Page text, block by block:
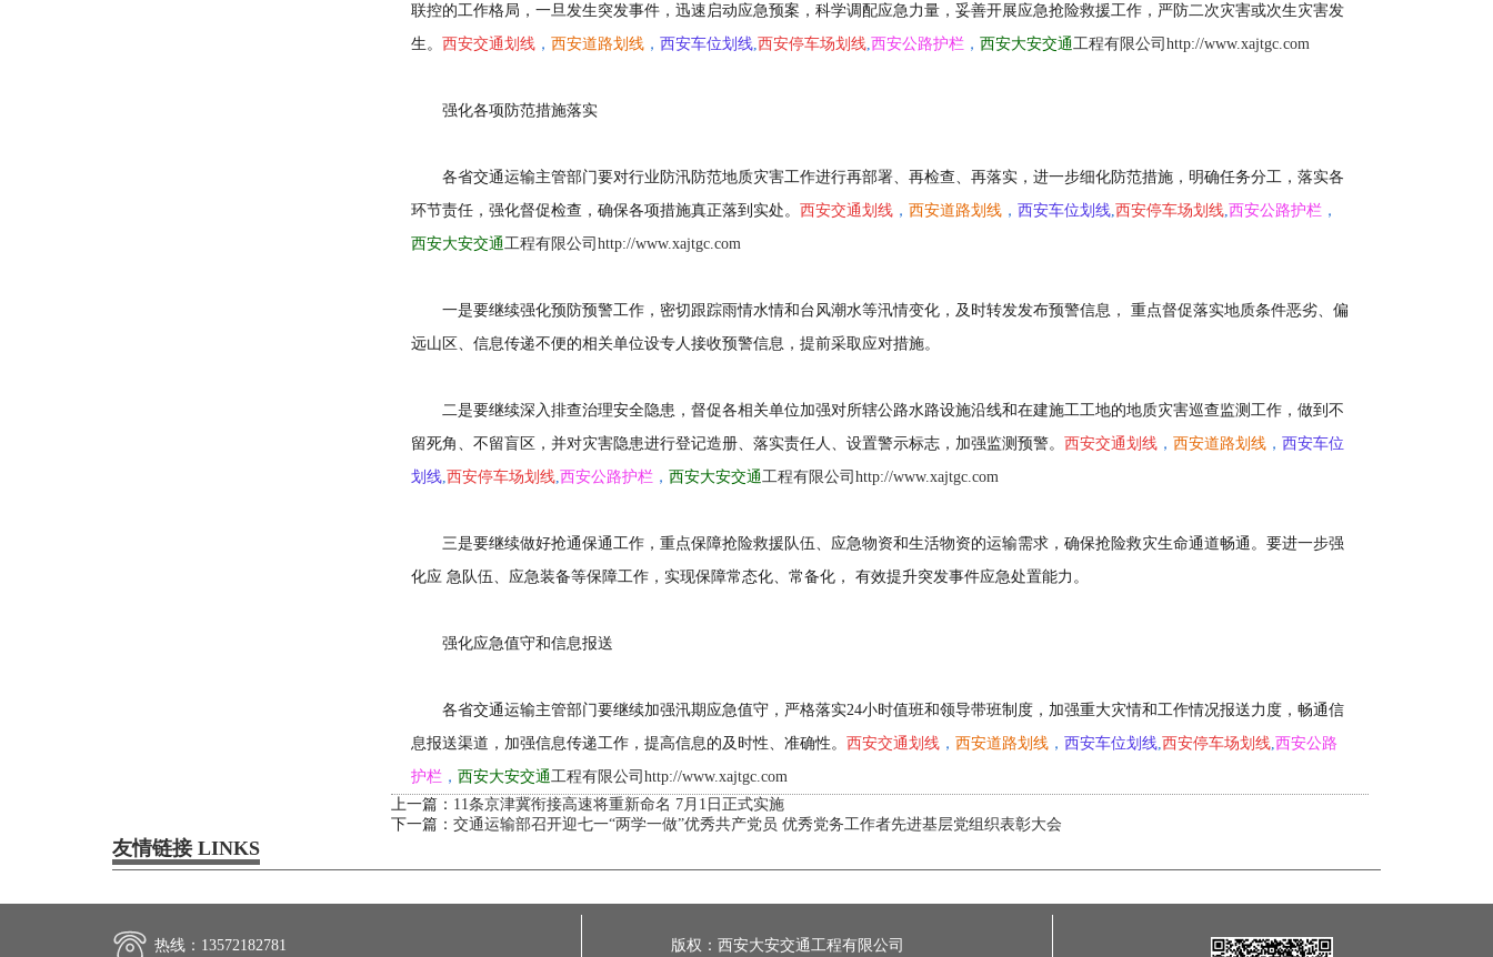
联控的工作格局，一旦发生突发事件，迅速启动应急预案，科学调配应急力量，妥善开展应急抢险救援工作，严防二次灾害或次生灾害发
生。 西安交通划线， 西安道路划线， 西安车位划线, 西安停车场划线, 西安公路护栏， 西安大安交通 工程有限公司http://www.xajtgc.com
强化各项防范措施落实
各省交通运输主管部门要对行业防汛防范地质灾害工作进行再部署、再检查、再落实，进一步细化防范措施，明确任务分工，落实各
环节责任，强化督促检查，确保各项措施真正落到实处。 西安交通划线， 西安道路划线， 西安车位划线, 西安停车场划线, 西安公路护栏，
西安大安交通 工程有限公司http://www.xajtgc.com
一是要继续强化预防预警工作，密切跟踪雨情水情和台风潮水等汛情变化，及时转发发布预警信息， 重点督促落实地质条件恶劣、偏
远山区、信息传递不便的相关单位设专人接收预警信息，提前采取应对措施。
二是要继续深入排查治理安全隐患，督促各相关单位加强对所辖公路水路设施沿线和在建施工工地的地质灾害巡查监测工作，做到不
留死角、不留盲区，并对灾害隐患进行登记造册、落实责任人、设置警示标志，加强监测预警。 西安交通划线， 西安道路划线， 西安车位
划线, 西安停车场划线, 西安公路护栏， 西安大安交通 工程有限公司http://www.xajtgc.com
三是要继续做好抢通保通工作，重点保障抢险救援队伍、应急物资和生活物资的运输需求，确保抢险救灾生命通道畅通。要进一步强
化应 急队伍、应急装备等保障工作，实现保障常态化、常备化， 有效提升突发事件应急处置能力。
强化应急值守和信息报送
各省交通运输主管部门要继续加强汛期应急值守，严格落实24小时值班和领导带班制度，加强重大灾情和工作情况报送力度，畅通信
息报送渠道，加强信息传递工作，提高信息的及时性、准确性。 西安交通划线， 西安道路划线， 西安车位划线, 西安停车场划线, 西安公路
护栏， 西安大安交通 工程有限公司http://www.xajtgc.com
上一篇： 11条京津冀衔接高速将重新命名 7月1日正式实施
下一篇：交通运输部召开迎七一“两学一做”优秀共产党员 优秀党务工作者先进基层党组织表彰大会
友情链接 LINKS
热线：13572182781 版权：西安大安交通工程有限公司